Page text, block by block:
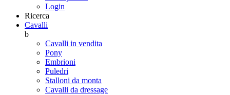
Login
Ricerca
Cavalli
b
Cavalli in vendita
Pony
Embrioni
Puledri
Stalloni da monta
Cavalli da dressage